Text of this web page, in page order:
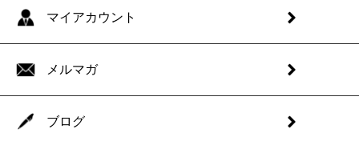
マイアカウント
メルマガ
ブログ